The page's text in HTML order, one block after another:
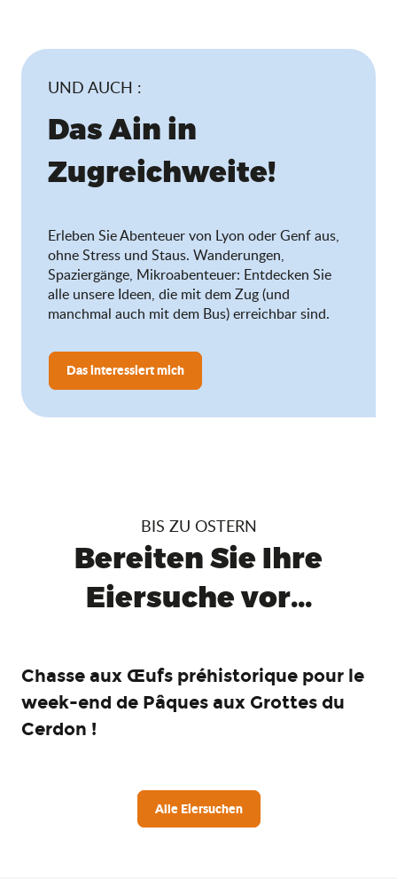
UND AUCH :
Das Ain in
Zugreichweite!
Erleben Sie Abenteuer von Lyon oder Genf aus,
ohne Stress und Staus. Wanderungen,
Spaziergänge, Mikroabenteuer: Entdecken Sie
alle unsere Ideen, die mit dem Zug (und
manchmal auch mit dem Bus) erreichbar sind.
Das interessiert mich
BIS ZU OSTERN
Bereiten Sie Ihre
Eiersuche vor...
Chasse aux Œufs préhistorique pour le
week-end de Pâques aux Grottes du
Cerdon !
Alle Eiersuchen